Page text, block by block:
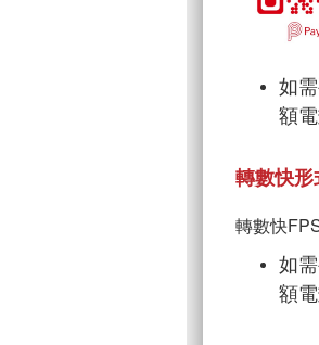
如
額
轉數快形
轉數快
如
額